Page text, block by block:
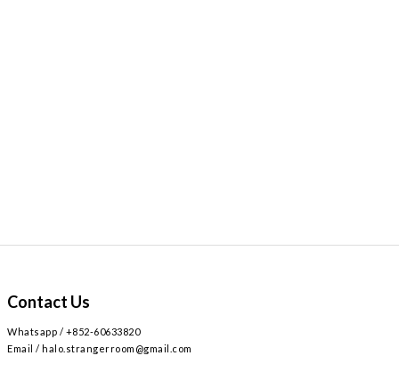
Contact Us
Whatsapp / +852-60633820
Email / halo.strangerroom@gmail.com